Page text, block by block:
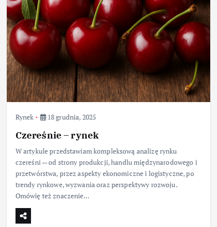
Rynek 18 grudnia, 2025
Czereśnie – rynek
W artykule przedstawiam kompleksową analizę rynku
czereśni — od strony produkcji, handlu międzynarodowego i
przetwórstwa, przez aspekty ekonomiczne i logistyczne, po
trendy rynkowe, wyzwania oraz perspektywy rozwoju.
Omówię też znaczenie…